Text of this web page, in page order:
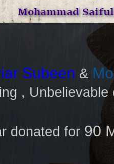
Subeen &
,
donated for 90